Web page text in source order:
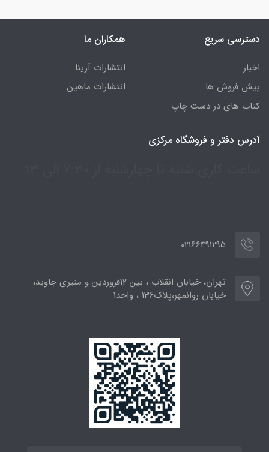
دسترسی سریع
اخبار
پیش فروش ها
کتاب های در دست چاپ
همکاران ما
انتشارات آرینا
انتشارات ماهین
آدرس دفتر و فروشگاه مرکزی
02166491295
تهران، خیابان انقلاب ، بین 12فروردین و منیری جاوید،
خیابان روانمهر،پلاک136 ، واحد1